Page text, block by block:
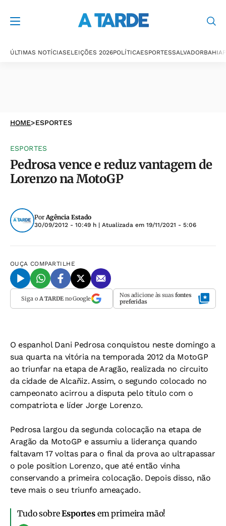
ÚLTIMAS NOTÍCIASELEIÇÕES 2026POLÍTICAESPORTESSALVADORBAHIA
HOME>ESPORTES
ESPORTES
Pedrosa vence e reduz vantagem de
Lorenzo na MotoGP
PorAgência Estado
30/09/2012 - 10:49 h | Atualizada em 19/11/2021 - 5:06
OUÇA COMPARTILHE
Siga o A TARDEno Google Nos adicione às suas fontes
preferidas
O espanhol Dani Pedrosa conquistou neste domingo a
sua quarta na vitória na temporada 2012 da MotoGP
ao triunfar na etapa de Aragão, realizada no circuito
da cidade de Alcañiz. Assim, o segundo colocado no
campeonato acirrou a disputa pelo título com o
compatriota e líder Jorge Lorenzo.
Pedrosa largou da segunda colocação na etapa de
Aragão da MotoGP e assumiu a liderança quando
faltavam 17 voltas para o final da prova ao ultrapassar
o pole position Lorenzo, que até então vinha
conservando a primeira colocação. Depois disso, não
teve mais o seu triunfo ameaçado.
Tudo sobreEsportesem primeira mão!